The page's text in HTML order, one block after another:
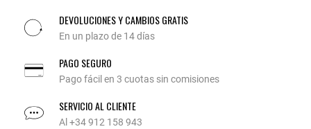
DEVOLUCIONES Y CAMBIOS GRATIS
En un plazo de 14 días
PAGO SEGURO
Pago fácil en 3 cuotas sin comisiones
SERVICIO AL CLIENTE
Al +34 912 158 943